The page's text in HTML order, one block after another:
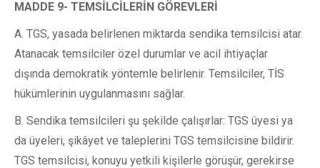
MADDE 9- TEMSİLCİLERİN GÖREVLERİ
A. TGS, yasada belirlenen miktarda sendika temsilcisi atar.
Atanacak temsilciler özel durumlar ve acil ihtiyaçlar
dışında demokratik yöntemle belirlenir. Temsilciler, TİS
hükümlerinin uygulanmasını sağlar.
B. Sendika temsilcileri şu şekilde çalışırlar: TGS üyesi ya
da üyeleri, şikâyet ve taleplerini TGS temsilcisine bildirir.
TGS temsilcisi, konuyu yetkili kişilerle görüşür, gerekirse